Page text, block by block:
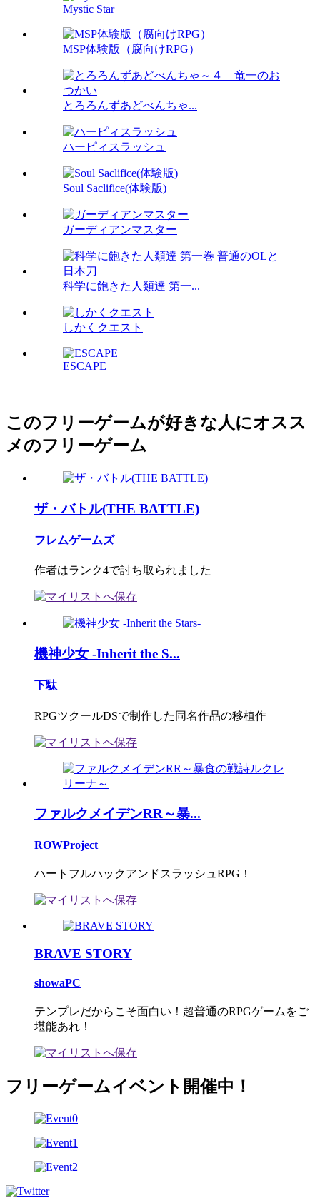
Mystic Star
MSP体験版（腐向けRPG）
とろろんずあどべんちゃ...
ハーピィスラッシュ
Soul Saclifice(体験版)
ガーディアンマスター
科学に飽きた人類達 第一...
しかくクエスト
ESCAPE
このフリーゲームが好きな人にオスス
メのフリーゲーム
ザ・バトル(THE BATTLE)
フレムゲームズ
作者はランク4で討ち取られました
機神少女 -Inherit the S...
下駄
RPGツクールDSで制作した同名作品の移植作
ファルクメイデンRR～暴...
ROWProject
ハートフルハックアンドスラッシュRPG！
BRAVE STORY
showaPC
テンプレだからこそ面白い！超普通のRPGゲームをご
堪能あれ！
フリーゲームイベント開催中！